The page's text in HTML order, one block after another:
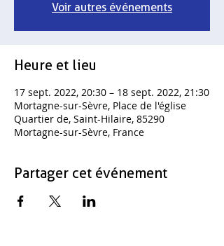
Voir autres événements
Heure et lieu
17 sept. 2022, 20:30 – 18 sept. 2022, 21:30
Mortagne-sur-Sèvre, Place de l'église
Quartier de, Saint-Hilaire, 85290
Mortagne-sur-Sèvre, France
Partager cet événement